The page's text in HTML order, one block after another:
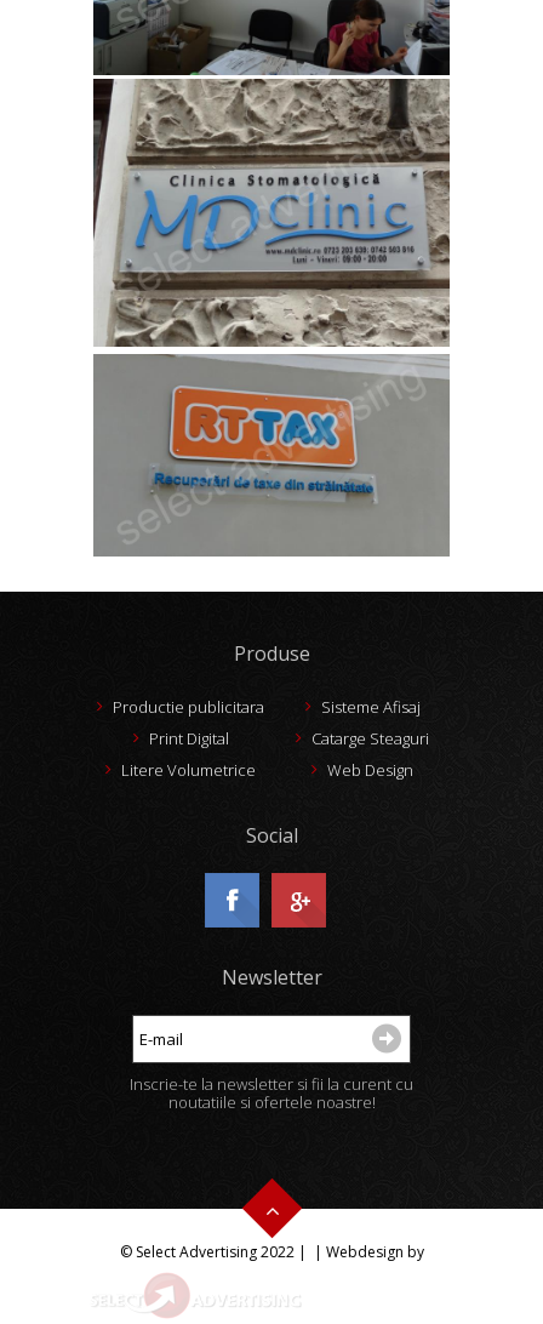
Produse
Productie publicitara
Sisteme Afisaj
Print Digital
Catarge Steaguri
Litere Volumetrice
Web Design
Social
Newsletter
Inscrie-te la newsletter si fii la curent cu
noutatiile si ofertele noastre!
© Select Advertising 2022 | | Webdesign by